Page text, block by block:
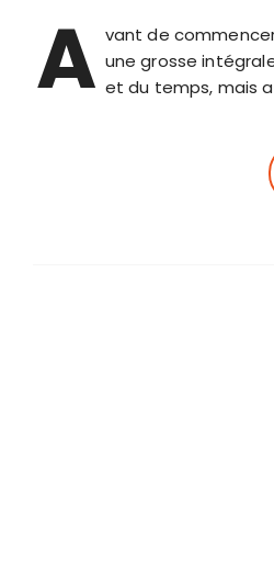
A vant de
une grosse
et du temps, mais